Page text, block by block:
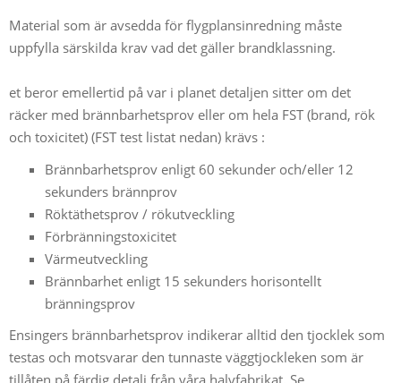
Material som är avsedda för flygplansinredning måste
uppfylla särskilda krav vad det gäller brandklassning.
et beror emellertid på var i planet detaljen sitter om det
räcker med brännbarhetsprov eller om hela FST (brand, rök
och toxicitet) (FST test listat nedan) krävs :
Brännbarhetsprov enligt 60 sekunder och/eller 12
sekunders brännprov
Röktäthetsprov / rökutveckling
Förbränningstoxicitet
Värmeutveckling
Brännbarhet enligt 15 sekunders horisontellt
bränningsprov
Ensingers brännbarhetsprov indikerar alltid den tjocklek som
testas och motsvarar den tunnaste väggtjockleken som är